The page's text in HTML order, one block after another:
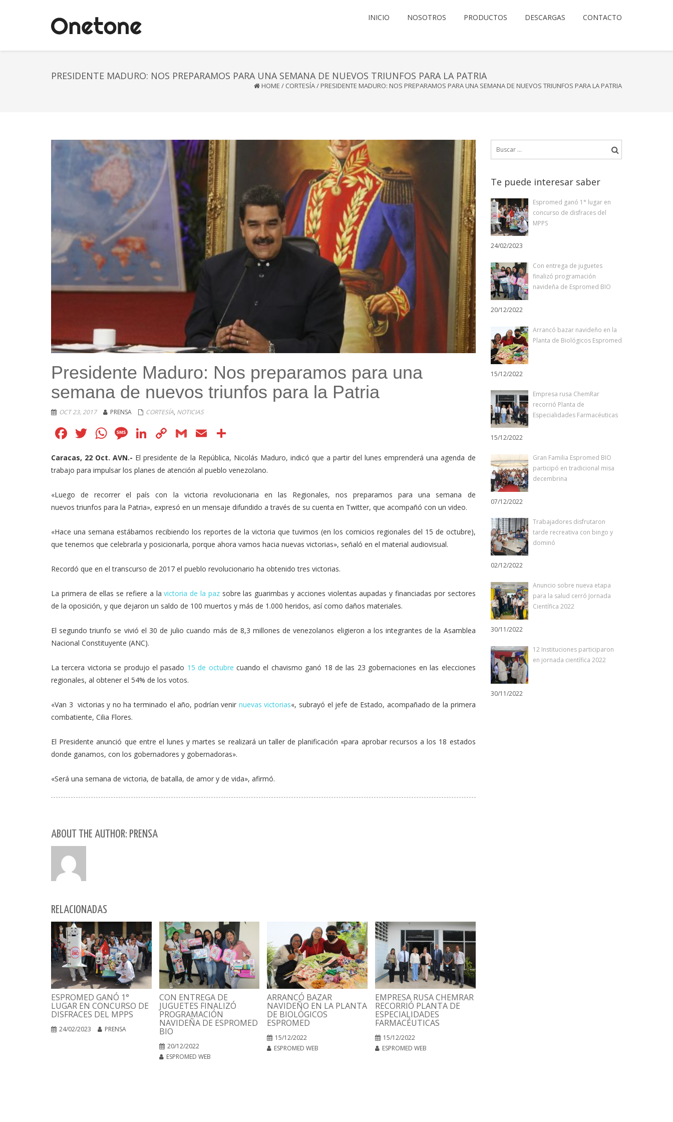
INICIO NOSOTROS PRODUCTOS DESCARGAS CONTACTO
PRESIDENTE MADURO: NOS PREPARAMOS PARA UNA SEMANA DE NUEVOS TRIUNFOS PARA LA PATRIA
HOME / CORTESÍA/ PRESIDENTE MADURO: NOS PREPARAMOS PARA UNA SEMANA DE NUEVOS TRIUNFOS PARA LA PATRIA
Presidente Maduro: Nos preparamos para una
semana de nuevos triunfos para la Patria
OCT 23, 2017 PRENSA CORTESÍA, NOTICIAS
Facebook
Twitter
WhatsApp
Message
LinkedIn
Copy
Link
GmailEmail
Caracas, 22 Oct. AVN.- El presidente de la República, Nicolás Maduro, indicó que a partir del lunes emprenderá una agenda de
trabajo para impulsar los planes de atención al pueblo venezolano.
«Luego de recorrer el país con la victoria revolucionaria en las Regionales, nos preparamos para una semana de
nuevos triunfos para la Patria», expresó en un mensaje difundido a través de su cuenta en Twitter, que acompañó con un video.
«Hace una semana estábamos recibiendo los reportes de la victoria que tuvimos (en los comicios regionales del 15 de octubre),
que tenemos que celebrarla y posicionarla, porque ahora vamos hacia nuevas victorias», señaló en el material audiovisual.
Recordó que en el transcurso de 2017 el pueblo revolucionario ha obtenido tres victorias.
La primera de ellas se refiere a lavictoria de la pazsobre las guarimbas y acciones violentas aupadas y financiadas por sectores
de la oposición, y que dejaron un saldo de 100 muertos y más de 1.000 heridos, así como daños materiales.
El segundo triunfo se vivió el 30 de julio cuando más de 8,3 millones de venezolanos eligieron a los integrantes de la Asamblea
Nacional Constituyente (ANC).
La tercera victoria se produjo el pasado 15 de octubre cuando el chavismo ganó 18 de las 23 gobernaciones en las elecciones
regionales, al obtener el 54% de los votos.
«Van 3 victorias y no ha terminado el año, podrían venir nuevas victorias«, subrayó el jefe de Estado, acompañado de la primera
combatiente, Cilia Flores.
El Presidente anunció que entre el lunes y martes se realizará un taller de planificación «para aprobar recursos a los 18 estados
donde ganamos, con los gobernadores y gobernadoras».
«Será una semana de victoria, de batalla, de amor y de vida», afirmó.
ABOUT THE AUTHOR: PRENSA
RELACIONADAS
ESPROMED GANÓ 1°
LUGAR EN CONCURSO DE
DISFRACES DEL MPPS
24/02/2023 PRENSA
CON ENTREGA DE
JUGUETES FINALIZÓ
PROGRAMACIÓN
NAVIDEÑA DE ESPROMED
BIO
20/12/2022
ESPROMED WEB
ARRANCÓ BAZAR
NAVIDEÑO EN LA PLANTA
DE BIOLÓGICOS
ESPROMED
15/12/2022
ESPROMED WEB
EMPRESA RUSA CHEMRAR
RECORRIÓ PLANTA DE
ESPECIALIDADES
FARMACÉUTICAS
15/12/2022
ESPROMED WEB
Te puede interesar saber
Espromed ganó 1° lugar en
concurso de disfraces del
MPPS
24/02/2023
Con entrega de juguetes
finalizó programación
navideña de Espromed BIO
20/12/2022
Arrancó bazar navideño en la
Planta de Biológicos Espromed
15/12/2022
Empresa rusa ChemRar
recorrió Planta de
Especialidades Farmacéuticas
15/12/2022
Gran Familia Espromed BIO
participó en tradicional misa
decembrina
07/12/2022
Trabajadores disfrutaron
tarde recreativa con bingo y
dominó
02/12/2022
Anuncio sobre nueva etapa
para la salud cerró Jornada
Científica 2022
30/11/2022
12 Instituciones participaron
en jornada científica 2022
30/11/2022